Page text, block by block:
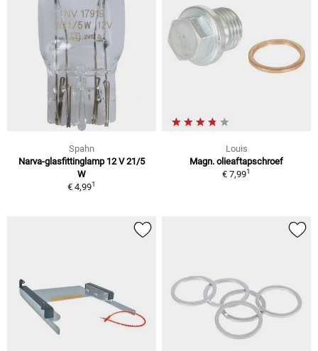
Spahn
Narva-glasfittinglamp 12 V 21/5
W
€ 4,991
Louis
Magn. olieaftapschroef
€ 7,991